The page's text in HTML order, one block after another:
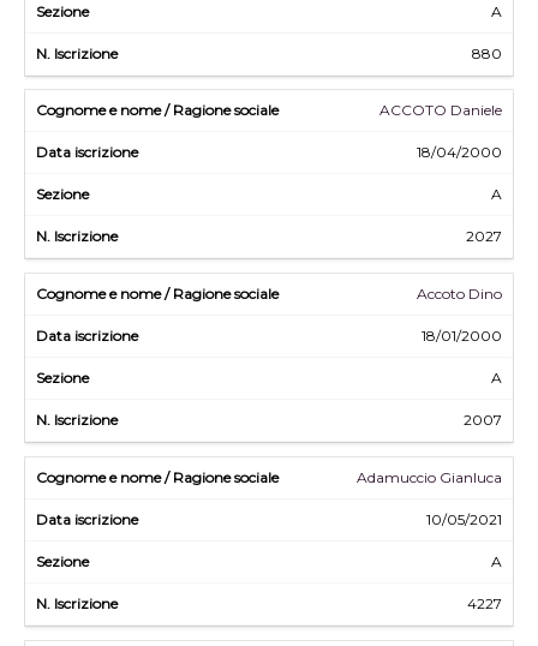
A
880
ACCOTO Daniele
18/04/2000
A
2027
Accoto Dino
18/01/2000
A
2007
Adamuccio Gianluca
10/05/2021
A
4227